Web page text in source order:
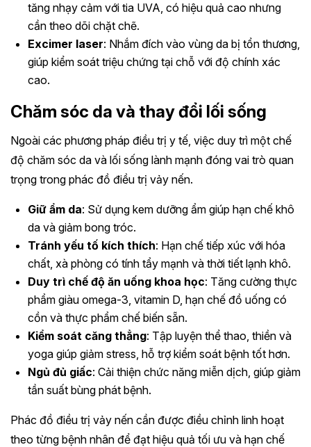
tăng nhạy cảm với tia UVA, có hiệu quả cao nhưng
cần theo dõi chặt chẽ.
Excimer laser: Nhắm đích vào vùng da bị tổn thương,
giúp kiểm soát triệu chứng tại chỗ với độ chính xác
cao.
Chăm sóc da và thay đổi lối sống
Ngoài các phương pháp điều trị y tế, việc duy trì một chế
độ chăm sóc da và lối sống lành mạnh đóng vai trò quan
trọng trong phác đồ điều trị vảy nến.
Giữ ẩm da: Sử dụng kem dưỡng ẩm giúp hạn chế khô
da và giảm bong tróc.
Tránh yếu tố kích thích: Hạn chế tiếp xúc với hóa
chất, xà phòng có tính tẩy mạnh và thời tiết lạnh khô.
Duy trì chế độ ăn uống khoa học: Tăng cường thực
phẩm giàu omega-3, vitamin D, hạn chế đồ uống có
cồn và thực phẩm chế biến sẵn.
Kiểm soát căng thẳng: Tập luyện thể thao, thiền và
yoga giúp giảm stress, hỗ trợ kiểm soát bệnh tốt hơn.
Ngủ đủ giấc: Cải thiện chức năng miễn dịch, giúp giảm
tần suất bùng phát bệnh.
Phác đồ điều trị vảy nến cần được điều chỉnh linh hoạt
theo từng bệnh nhân để đạt hiệu quả tối ưu và hạn chế